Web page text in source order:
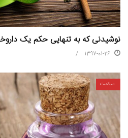
نوشیدنی که به تنهایی حکم یک
1397-01-26
سلامت